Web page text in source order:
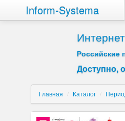
Inform-Systema
Российские
Доступно,
Главная / Каталог /